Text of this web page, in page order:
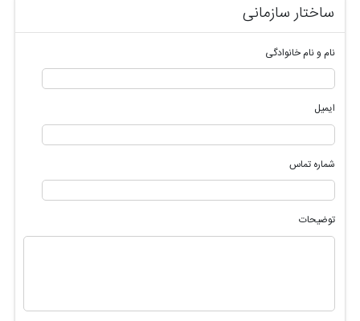
ساختار سازمانی
نام و نام خانوادگی
ایمیل
شماره تماس
توضیحات